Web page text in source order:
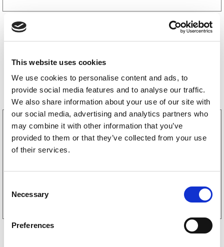
This website uses cookies
We use cookies to personalise content and ads, to
provide social media features and to analyse our traffic.
We also share information about your use of our site with
our social media, advertising and analytics partners who
may combine it with other information that you’ve
provided to them or that they’ve collected from your use
of their services.
s
Necessary
Preferences
Bestselgere
3160052
LGF skilt Selvklebende
256kr (205kr eks. mva)